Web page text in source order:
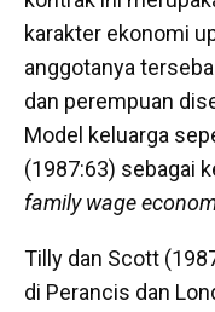
karakter ekonomi
anggotanya
dan perempuan
Model keluarga
(1987:63) sebagai
family wage
Tilly dan Scott
di Perancis dan